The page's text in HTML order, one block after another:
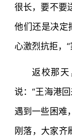
很长，要不要
他们还是决定
心激烈抗拒，
返校那
说：“王海港
遇到一些困难
刚落，大家齐